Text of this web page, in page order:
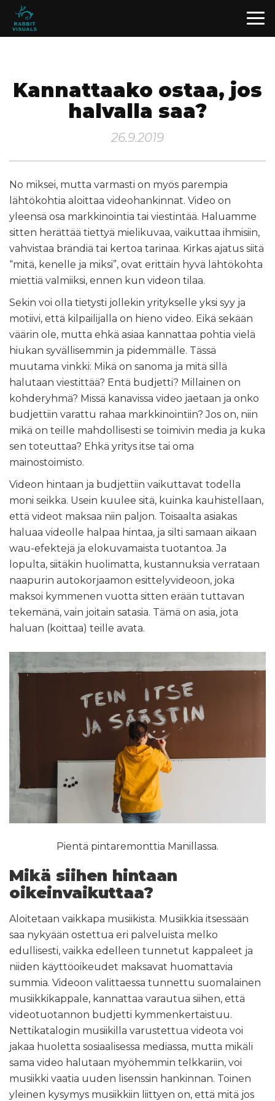
Kannattaako ostaa, jos
halvalla saa?
26.9.2019
No miksei, mutta varmasti on myös parempia
lähtökohtia aloittaa videohankinnat. Video on
yleensä osa markkinointia tai viestintää. Haluamme
sitten herättää tiettyä mielikuvaa, vaikuttaa ihmisiin,
vahvistaa brändiä tai kertoa tarinaa. Kirkas ajatus siitä
“mitä, kenelle ja miksi”, ovat erittäin hyvä lähtökohta
miettiä valmiiksi, ennen kun videon tilaa.
Sekin voi olla tietysti jollekin yritykselle yksi syy ja
motiivi, että kilpailijalla on hieno video. Eikä sekään
väärin ole, mutta ehkä asiaa kannattaa pohtia vielä
hiukan syvällisemmin ja pidemmälle. Tässä
muutama vinkki: Mikä on sanoma ja mitä sillä
halutaan viestittää? Entä budjetti? Millainen on
kohderyhmä? Missä kanavissa video jaetaan ja onko
budjettiin varattu rahaa markkinointiin? Jos on, niin
mikä on teille mahdollisesti se toimivin media ja kuka
sen toteuttaa? Ehkä yritys itse tai oma
mainostoimisto.
Videon hintaan ja budjettiin vaikuttavat todella
moni seikka. Usein kuulee sitä, kuinka kauhistellaan,
että videot maksaa niin paljon. Toisaalta asiakas
haluaa videolle halpaa hintaa, ja silti samaan aikaan
wau-efektejä ja elokuvamaista tuotantoa. Ja
lopulta, siitäkin huolimatta, kustannuksia verrataan
naapurin autokorjaamon esittelyvideoon, joka
maksoi kymmenen vuotta sitten erään tuttavan
tekemänä, vain joitain satasia. Tämä on asia, jota
haluan (koittaa) teille avata.
Pientä pintaremonttia Manillassa.
Mikä siihen hintaan
oikeinvaikuttaa?
Aloitetaan vaikkapa musiikista. Musiikkia itsessään
saa nykyään ostettua eri palveluista melko
edullisesti, vaikka edelleen tunnetut kappaleet ja
niiden käyttöoikeudet maksavat huomattavia
summia. Videoon valittaessa tunnettu suomalainen
musiikkikappale, kannattaa varautua siihen, että
videotuotannon budjetti kymmenkertaistuu.
Nettikatalogin musiikilla varustettua videota voi
jakaa huoletta sosiaalisessa mediassa, mutta mikäli
sama video halutaan myöhemmin telkkariin, voi
musiikki vaatia uuden lisenssin hankinnan. Toinen
yleinen kysymys musiikkiin liittyen on, että mitä jos